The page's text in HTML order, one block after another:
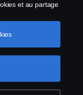
et au partage
cookies » et en
sur la